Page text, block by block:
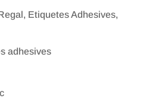
Etiquetes Adhesives,
adhesives